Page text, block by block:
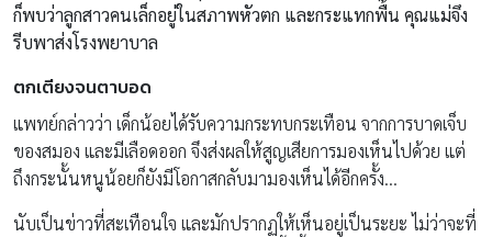
ก็พบว่าลูกสาวคนเล็กอยู่ในสภาพหัวตก และกระแทกพื้น คุณแม่จึง
รีบพาส่งโรงพยาบาล
ตกเตียงจนตาบอด
แพทย์กล่าวว่า เด็กน้อยได้รับความกระทบกระเทือน จากการบาดเจ็บ
ของสมอง และมีเลือดออก จึงส่งผลให้สูญเสียการมองเห็นไปด้วย แต่
ถึงกระนั้นหนูน้อยก็ยังมีโอกาสกลับมามองเห็นได้อีกครั้ง…
นับเป็นข่าวที่สะเทือนใจ และมักปรากฏให้เห็นอยู่เป็นระยะ ไม่ว่าจะที่